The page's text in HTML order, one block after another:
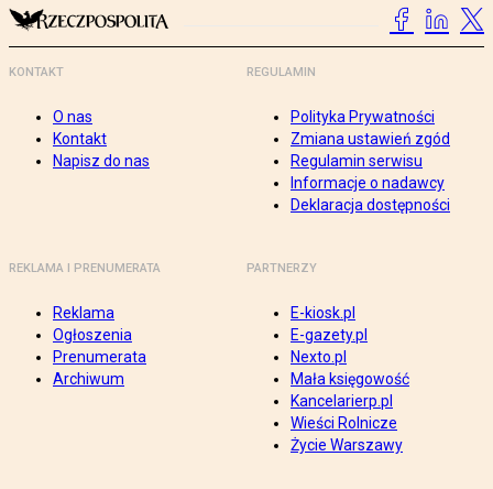
KONTAKT
O nas
Kontakt
Napisz do nas
REGULAMIN
Polityka Prywatności
Zmiana ustawień zgód
Regulamin serwisu
Informacje o nadawcy
Deklaracja dostępności
REKLAMA I PRENUMERATA
Reklama
Ogłoszenia
Prenumerata
Archiwum
PARTNERZY
E-kiosk.pl
E-gazety.pl
Nexto.pl
Mała księgowość
Kancelarierp.pl
Wieści Rolnicze
Życie Warszawy